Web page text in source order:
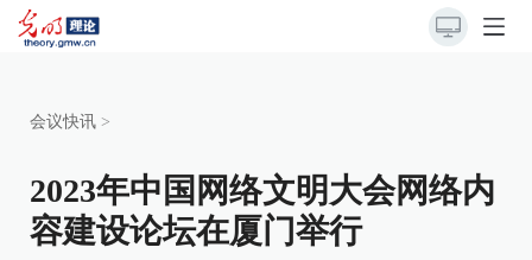
会议快讯 >
2023年中国网络文明大会网络内
容建设论坛在厦门举行